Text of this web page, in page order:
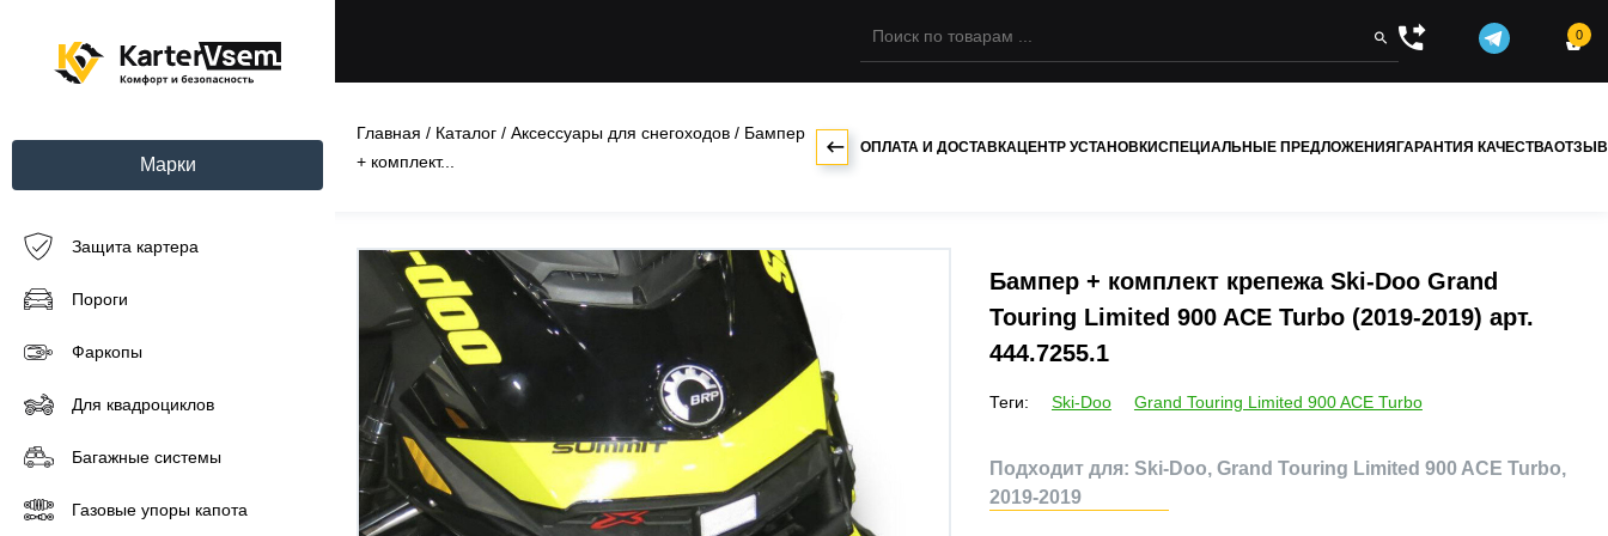
Марки
Защита картера
Пороги
Фаркопы
Для квадроциклов
Багажные системы
Газовые упоры капота
 
0
Главная / Каталог / Аксессуары для снегоходов / Бампер
+ комплект...
ОПЛАТА И ДОСТАВКАЦЕНТР УСТАНОВКИСПЕЦИАЛЬНЫЕ ПРЕДЛОЖЕНИЯГАРАНТИЯ КАЧЕСТВА
Бампер + комплект крепежа Ski-Doo Grand
Touring Limited 900 ACE Turbo (2019-2019) арт.
444.7255.1
Теги: Ski-Doo Grand Touring Limited 900 ACE Turbo
Подходит для: Ski-Doo, Grand Touring Limited 900 ACE Turbo,
2019-2019